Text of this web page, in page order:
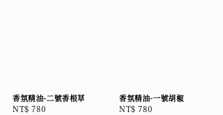
香氛精油-二號香根草
Regular
NT$ 780
香氛精油-一號胡椒
Regular
NT$ 780